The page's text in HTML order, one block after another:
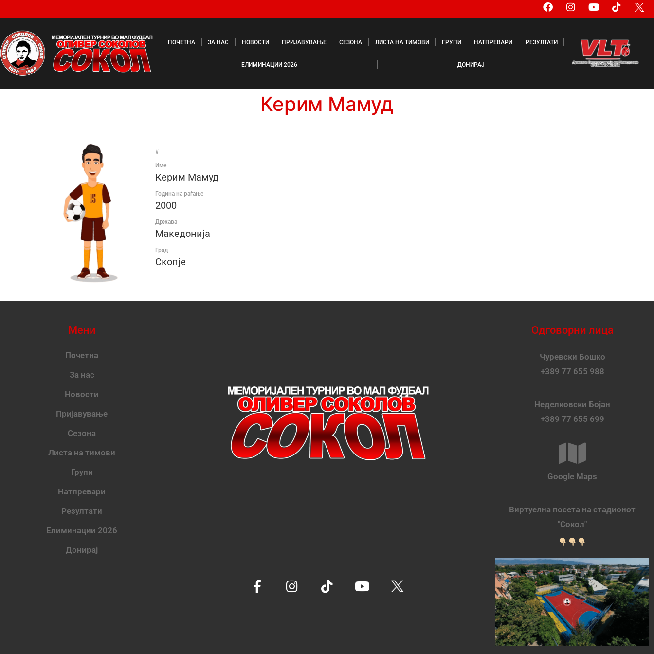
ПОЧЕТНА ЗА НАС НОВОСТИ ПРИЈАВУВАЊЕ СЕЗОНА ЛИСТА НА ТИМОВИ ГРУПИ НАТПРЕВАРИ РЕЗУЛТАТИ
ЕЛИМИНАЦИИ 2026 ДОНИРАЈ
Керим Мамуд
#
Име
Керим Мамуд
Година на раѓање
2000
Држава
Македонија
Град
Скопје
Мени
Почетна
За нас
Новости
Пријавување
Сезона
Листа на тимови
Групи
Натпревари
Резултати
Елиминации 2026
Донирај
Одговорни лица
Чуревски Бошко
+389 77 655 988
Неделковски Бојан
+389 77 655 699
Google Maps
Виртуелна посета на стадионот
"Сокол"